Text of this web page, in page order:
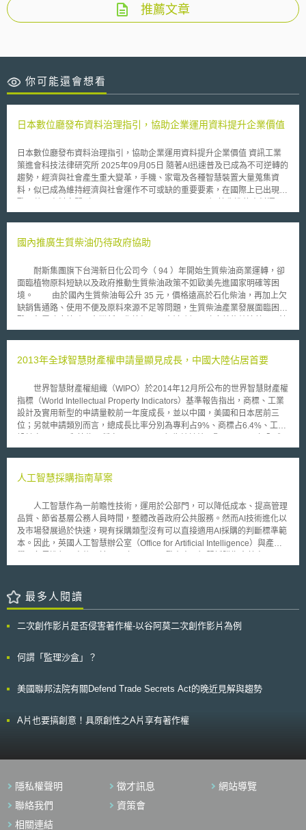
推薦文章
你可能還會想看
日本數位廳發布資料治理指引，協助企業運用資料提升企業價值
日本數位廳發布資料治理指引，協助企業運用資料提升企業價值 資訊工業
策進會科技法律研究所 2025年09月05日 隨著AI迅速普及已成為不可逆轉的
趨勢，經濟與社會產生重大變革，手機、家電及各種智慧裝置大量蒐集資
料，似已成為維持經濟與社會運作不可或缺的重要要素，在國際上已出現如
案例，日本亦開始推動企業跨領域資料運用，藉此提升企業生產力與附加價
料治理指引（データガバナンス・ガイドライン），以企業經營者為適用對
之要點，協助企業推動數位轉型，發揮資料最大效用，持續提升企業價值，
並進一步實現超智慧社會[2]（Society 5.0）願景[3]。 貳、指引重點 本指引
歸納總結實踐資料治理的四大支柱，概述如下： 一、設計符合跨境傳輸資
料實際狀況之業務流程 資料共享與協作的主要目的是推動數位轉型與提升
企業價值，因此，運用跨境資料時，需要調查當地國家或地區法規，釐清國
風險，則須透過如顧問公司、諮詢公司等第三方外部機構進行調查與監控，
瑕疵擔保責任透過契約與相關規定明文化。在修改業務流程時，亦須與相關
確保資料安全（データセキュリティ） 以資料生命週期為基礎，掌握運用
跨境資料可能產生之風險，並依照相關組織與利害關係人值得信賴之程度，
進行風險分析制定因應策略。針對業務流程中取得的資料，應限制在資料產
生者允許之範圍內，始得進行運用，以維護資料使用正當性。此外，亦須特
別留意資料完整性，確保資料來源值得信賴且未受到偽冒，以及資料內容未
遭到竄改或洩漏[5]。 三、提升資料成熟度（データマチュリティ） 制定並
風險最小化，提升企業綜合能力。資料長（Chief Data Officer, CDO）須發
AI等先進技術之費用效益，向經營者提出建議。除了公司自身狀況會影響資
料成熟度外，亦可能受到資料共享與協作之利害關係人的資料成熟度水準影
響。因此，公司亦須將採取之具體措施與相關資訊分享予利害關係人，並向
社會公開公司目前資料成熟度水準，持續強化企業與利害關係人及社會之間
1.1版[8]（AI事業者ガイドライン第1.1版），並考量個人資料保護、機敏資
料保護、透明度、可問責等重要因素，針對涉及資料運用的各種實務運用場
景，由CDO主導制定運用AI等先進技術運用行動方針（AIなどの先端技術の
礙，也將導致社會整體效率低落。本指引歸納總結實踐資料治理的四大支
要企業管理階層主導，亦須獲得公司內部與利害關係人之理解與支持。企業
應積極與其他企業、組織和機構進行資料共享與協作，積極參與資料治理，
上已出現先進資料運用案例，我國亦須關注資料運用國際趨勢推動創新發
governance-guideline_01.pdf （最後瀏覽日：2025/09/02）。 [2]
〈Society 5.0〉，内閣府，
https://www8.cao.go.jp/cstp/society5_0/index.html （最後瀏覽日：
2025/09/02）。 [3]前揭註1。 [4]同前註，頁13。 [5]同前註，頁15-16。 [6]
國內推廣生質柴油仍待政府協助
耐斯集團旗下台灣新日化公司今（ 94 ）年開始生質柴油商業運轉，卻
面臨植物原料短缺以及政府推動生質柴油政策不如歐美先進國家明確等困
境。 由於國內生質柴油每公升 35 元，價格遠高於石化柴油，再加上欠
缺銷售通路、使用不便及原料來源不足等問題，生質柴油產業發展面臨困
國等先進國家，政策規定傳統石化柴油須添加一定比率的生質柴油，並鼓勵
生質柴油製造成本及售價，有效擴大生質柴油的使用，亦可達到降低環境汙
政府政策規定石化柴油添加部分生質柴油，同樣有減少二氧化碳排放量的效
果。全球使用生質柴油最多的地區在歐盟，德國是全球使用量最多的國家，
佔全球比率高達四成。 在經濟部能源局推動生質柴油產業化政策的計
劃支持下，去年台灣新日化與工研院能資所共同建立生質柴油示範工廠，已
於 10 月 8 日公開啟用，初期第一套設備年產為 3,000 公噸，全部設備總產
新里程碑。台灣生質柴油應用於交通工具，仍在試驗階段，例如嘉義縣環保
2013年全球智慧財產權申請量顯見成長，中國大陸佔居首要
世界智慧財產權組織（WIPO）於2014年12月所公布的世界智慧財產權
指標（World Intellectual Property Indicators）基準報告指出，商標、工業
設計及實用新型的申請量較前一年度成長，並以中國，美國和日本居前三
位；另就申請類別而言，總成長比率分別為專利占9%、商標占6.4%、工業
專利申請案件約260萬件，比起前一年成長了9%，其中，中國大陸占總申
排名為全球第三位。 報告另指出，專利申請領域依序為，電腦技術佔
4.3%。 除專利外，其他的智慧財產申請情況，商標申請量上升近500
萬件，亦以中國大陸排名首要。另工業設計申請案約達124萬筆，較前一年
度成長約2.5%，中國大陸占總申請量的53%。 WIPO總幹事Francis
Gurry表示，綜觀全球智慧財產申請全貌，中國大陸及美國於智慧財產權申
請量仍明顯成長，而相對於歐洲及日本整體申請量則有明顯衰退之趨勢。
人工智慧採購指南草案
人工智慧作為一前瞻性技術，運用於公部門，可以降低成本、提高管理
品質、節省基層公務人員時間，整體改善政府公共服務。然而AI技術進化以
及市場發展過於快速，現有採購類型沒有可以直接適用AI採購的判斷標準範
本。因此，英國人工智慧辦公室（Office for Artificial Intelligence）與產官
（Draft Guidelines for AI procurement），作為公部門採購AI產品與服務之
廠商可以隨之調整其產品和服務內容。 該指南提供採購人員規劃政府AI
採購的方向，包含招標、公告、評選、決標到履約。但指南強調無法解決採
時應重視如何清楚闡述面臨到的問題，而非只是說明解決方案； 評估AI帶來
招標、評選和決標階段變動評估標準； 在招標文件中確實引用法規和AI相關
採購流程從一開始就建立資料管理機制等。
最多人閱讀
二次創作影片是否侵害著作權-以谷阿莫二次創作影片為例
何謂「監理沙盒」？
美國聯邦法院有關Defend Trade Secrets Act的晚近見解與趨勢
A片也要搞創意！具原創性之A片享有著作權
隱私權聲明 徵才訊息
網站導覽
聯絡我們
資策會
相關連結